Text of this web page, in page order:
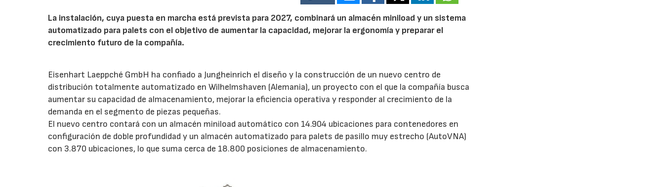
La instalación, cuya puesta en marcha está prevista para 2027, combinará un almacén miniload y un sistema
automatizado para palets con el objetivo de aumentar la capacidad, mejorar la ergonomía y preparar el
crecimiento futuro de la compañía.
Eisenhart Laeppché GmbH ha confiado a Jungheinrich el diseño y la construcción de un nuevo centro de
distribución totalmente automatizado en Wilhelmshaven (Alemania), un proyecto con el que la compañía busca
aumentar su capacidad de almacenamiento, mejorar la eficiencia operativa y responder al crecimiento de la
demanda en el segmento de piezas pequeñas.
El nuevo centro contará con un almacén miniload automático con 14.904 ubicaciones para contenedores en
configuración de doble profundidad y un almacén automatizado para palets de pasillo muy estrecho (AutoVNA)
con 3.870 ubicaciones, lo que suma cerca de 18.800 posiciones de almacenamiento.